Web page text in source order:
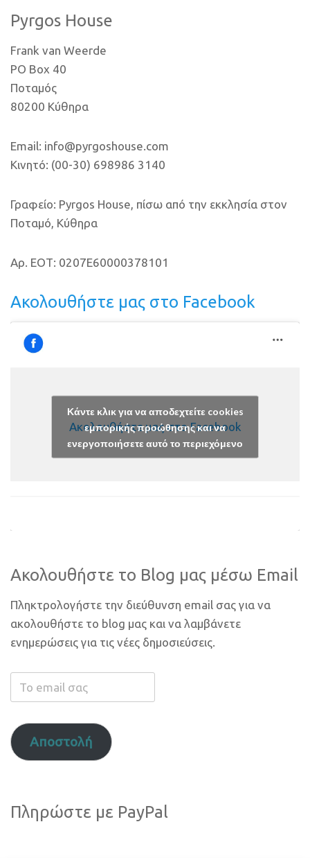
Pyrgos House
Frank van Weerde
PO Box 40
Ποταμός
80200 Κύθηρα
Email: info@pyrgoshouse.com
Κινητό: (00-30) 698986 3140
Γραφείο: Pyrgos House, πίσω από την εκκλησία στον
Ποταμό, Κύθηρα
Αρ. ΕΟΤ: 0207E60000378101
Ακολουθήστε μας στο Facebook
Ακολουθήστε μας στο Facebook
Κάντε κλικ για να αποδεχτείτε cookies
εμπορικής προώθησης και να
ενεργοποιήσετε αυτό το περιεχόμενο
Ακολουθήστε το Blog μας μέσω Email
Πληκτρολογήστε την διεύθυνση email σας για να
ακολουθήστε το blog μας και να λαμβάνετε
ενημερώσεις για τις νέες δημοσιεύσεις.
Το
email
Αποστολή
Πληρώστε με PayPal